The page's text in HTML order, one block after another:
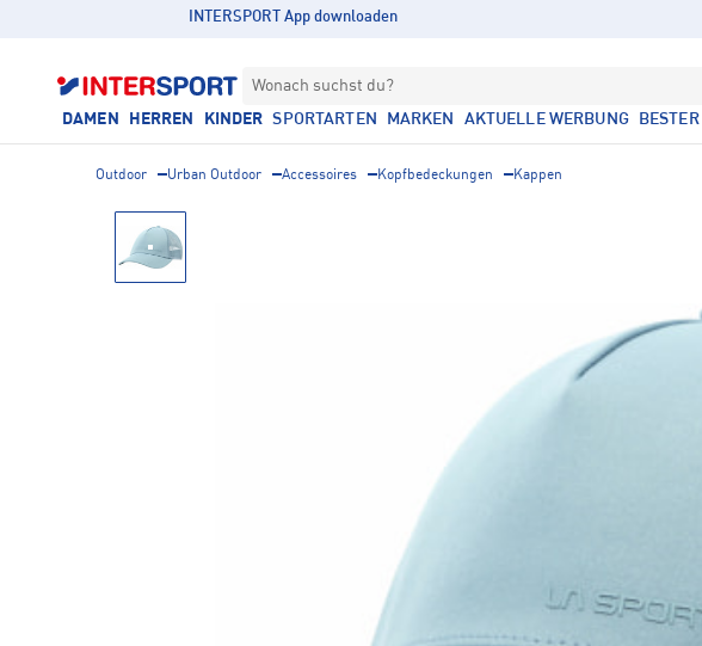
INTERSPORT App downloaden
Wonach suchst du?
DAMEN HERREN KINDER SPORTARTEN MARKEN AKTUELLE WERBUNG
Outdoor Urban Outdoor Accessoires Kopfbedeckungen Kappen